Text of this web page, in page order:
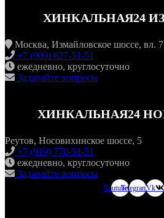
ХИНКАЛЬНАЯ24
Москва, Измайловское шоссе, вл.
+7 (909) 627-51-51
ежедневно, круглосуточно
Задавайте вопросы
ХИНКАЛЬНАЯ24
Реутов, Носовихинское шоссе, 5
+7 (919) 778-51-51
ежедневно, круглосуточно
Задавайте вопросы
YoutubeTelegramVk